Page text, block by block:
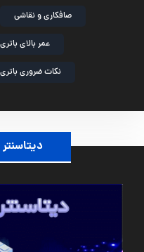
صافکاری و نقاشی
عمر بالای باتری
نکات ضروری